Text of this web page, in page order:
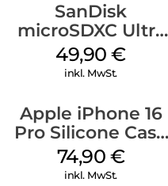
SanDisk
microSDXC Ultra
128 GB + Adapter
Mobile
49,90€
inkl. MwSt.
Apple iPhone 16
Pro Silicone Case
MagSafe Black
74,90 €
inkl. MwSt.